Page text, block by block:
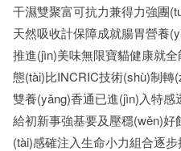
干濕雙聚富可抗力兼得力強團
天然吸收計保障成就腸胃營養
推進(jìn)美味無限寶貓健康就
態(tài)比INCRIC技術(shù)制
雙養(yǎng)香通已進(jìn)入特
給初新事強基要及壓穩(wěn)
(tài)感確注入生命小力組合逐